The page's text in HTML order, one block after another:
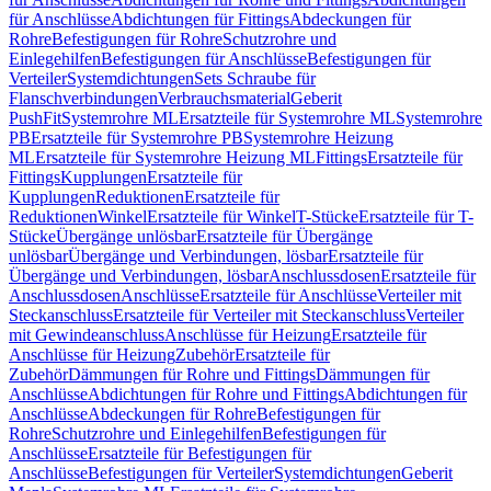
für AnschlüsseAbdichtungen für FittingsAbdeckungen für
RohreBefestigungen für RohreSchutzrohre und
EinlegehilfenBefestigungen für AnschlüsseBefestigungen für
VerteilerSystemdichtungenSets Schraube für
FlanschverbindungenVerbrauchsmaterialGeberit
PushFitSystemrohre MLErsatzteile für Systemrohre MLSystemrohre
PBErsatzteile für Systemrohre PBSystemrohre Heizung
MLErsatzteile für Systemrohre Heizung MLFittingsErsatzteile für
FittingsKupplungenErsatzteile für
KupplungenReduktionenErsatzteile für
ReduktionenWinkelErsatzteile für WinkelT-StückeErsatzteile für T-
StückeÜbergänge unlösbarErsatzteile für Übergänge
unlösbarÜbergänge und Verbindungen, lösbarErsatzteile für
Übergänge und Verbindungen, lösbarAnschlussdosenErsatzteile für
AnschlussdosenAnschlüsseErsatzteile für AnschlüsseVerteiler mit
SteckanschlussErsatzteile für Verteiler mit SteckanschlussVerteiler
mit GewindeanschlussAnschlüsse für HeizungErsatzteile für
Anschlüsse für HeizungZubehörErsatzteile für
ZubehörDämmungen für Rohre und FittingsDämmungen für
AnschlüsseAbdichtungen für Rohre und FittingsAbdichtungen für
AnschlüsseAbdeckungen für RohreBefestigungen für
RohreSchutzrohre und EinlegehilfenBefestigungen für
AnschlüsseErsatzteile für Befestigungen für
AnschlüsseBefestigungen für VerteilerSystemdichtungenGeberit